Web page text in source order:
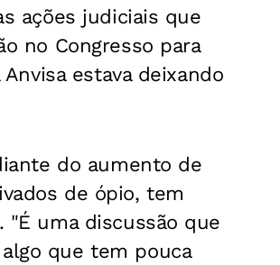
ações judiciais que
no Congresso para
estava deixando
do aumento de
de ópio, tem
"É uma discussão que
que tem pouca